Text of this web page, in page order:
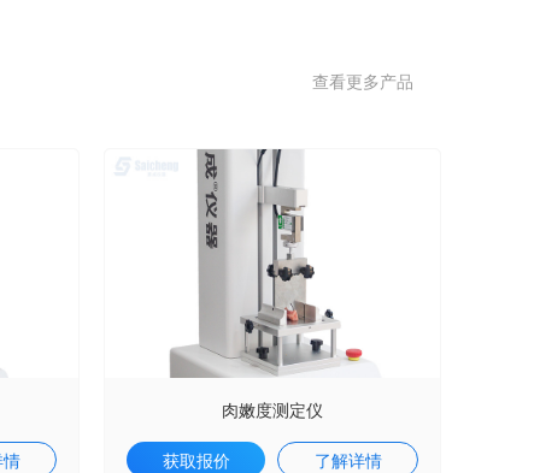
查看更多产品
肉嫩度测定仪
获取报价 了解详情